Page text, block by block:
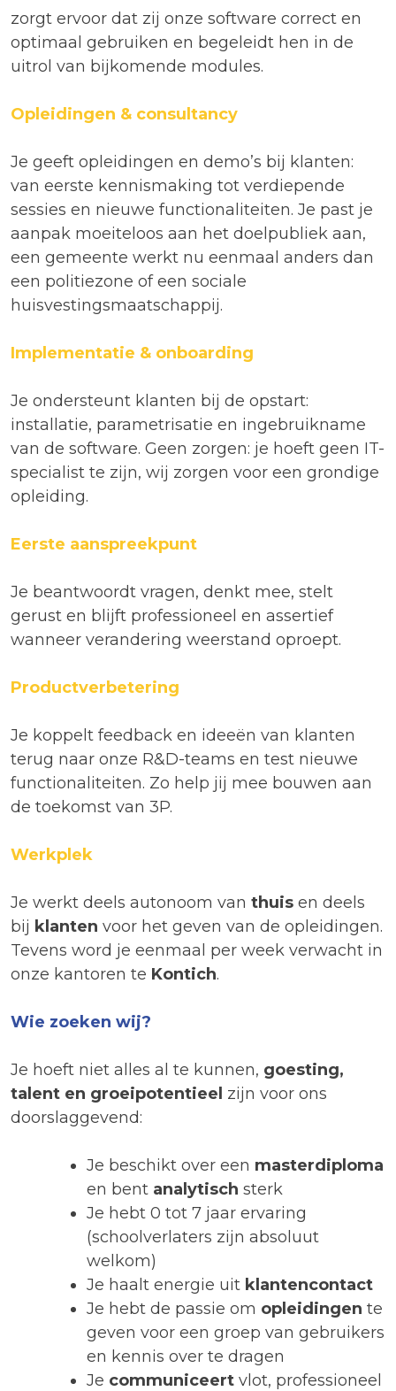
zorgt ervoor dat zij onze software correct en
optimaal gebruiken en begeleidt hen in de
uitrol van bijkomende modules.
Opleidingen & consultancy
Je geeft opleidingen en demo’s bij klanten:
van eerste kennismaking tot verdiepende
sessies en nieuwe functionaliteiten. Je past je
aanpak moeiteloos aan het doelpubliek aan,
een gemeente werkt nu eenmaal anders dan
een politiezone of een sociale
huisvestingsmaatschappij.
Implementatie & onboarding
Je ondersteunt klanten bij de opstart:
installatie, parametrisatie en ingebruikname
van de software. Geen zorgen: je hoeft geen IT-
specialist te zijn, wij zorgen voor een grondige
opleiding.
Eerste aanspreekpunt
Je beantwoordt vragen, denkt mee, stelt
gerust en blijft professioneel en assertief
wanneer verandering weerstand oproept.
Productverbetering
Je koppelt feedback en ideeën van klanten
terug naar onze R&D-teams en test nieuwe
functionaliteiten. Zo help jij mee bouwen aan
de toekomst van 3P.
Werkplek
Je werkt deels autonoom van thuis en deels
bij klanten voor het geven van de opleidingen.
Tevens word je eenmaal per week verwacht in
onze kantoren te Kontich.
Wie zoeken wij?
Je hoeft niet alles al te kunnen, goesting,
talent en groeipotentieel zijn voor ons
doorslaggevend:
Je beschikt over een masterdiploma
en bent analytisch sterk
Je hebt 0 tot 7 jaar ervaring
(schoolverlaters zijn absoluut
welkom)
Je haalt energie uit klantencontact
Je hebt de passie om opleidingen te
geven voor een groep van gebruikers
en kennis over te dragen
Je communiceert vlot, professioneel